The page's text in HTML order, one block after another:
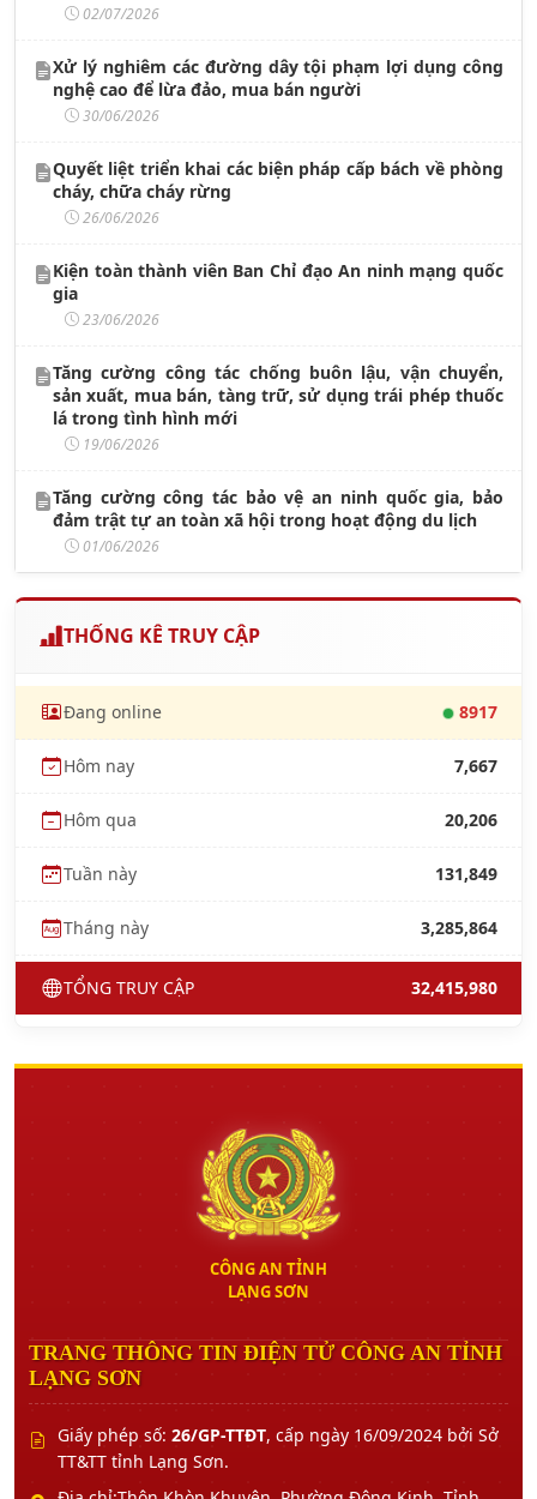
02/07/2026
Xử lý nghiêm các đường dây tội phạm lợi dụng công
nghệ cao để lừa đảo, mua bán người
30/06/2026
Quyết liệt triển khai các biện pháp cấp bách về phòng
cháy, chữa cháy rừng
26/06/2026
Kiện toàn thành viên Ban Chỉ đạo An ninh mạng quốc
gia
23/06/2026
Tăng cường công tác chống buôn lậu, vận chuyển,
sản xuất, mua bán, tàng trữ, sử dụng trái phép thuốc
lá trong tình hình mới
19/06/2026
Tăng cường công tác bảo vệ an ninh quốc gia, bảo
đảm trật tự an toàn xã hội trong hoạt động du lịch
01/06/2026
THỐNG KÊ TRUY CẬP
Đang online 8917
Hôm nay 7,667
Hôm qua 20,206
Tuần này 131,849
Tháng này 3,285,864
TỔNG TRUY CẬP 32,415,980
CÔNG AN TỈNH
LẠNG SƠN
TRANG THÔNG TIN ĐIỆN TỬ CÔNG AN TỈNH
LẠNG SƠN
Giấy phép số: 26/GP-TTĐT, cấp ngày 16/09/2024 bởi Sở
TT&TT tỉnh Lạng Sơn.